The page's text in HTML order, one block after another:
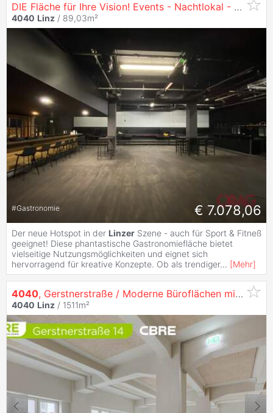
DIE Fläche für Ihre Vision! Events - Nachtlokal - Gastronomie - Club - zu mieten in
4040 Linz / 89,03m²
#Gastronomie € 7.078,06
Der neue Hotspot in der Linzer Szene - auch für Sport & Fitneß
geeignet! Diese phantastische Gastronomiefläche bietet
vielseitige Nutzungsmöglichkeiten und eignet sich
hervorragend für kreative Konzepte. Ob als trendiger... [Mehr]
4040, Gerstnerstraße / Moderne Büroflächen mit Einzigartigem Flair auf 3 Ebenen in
4040 Linz / 1511m²